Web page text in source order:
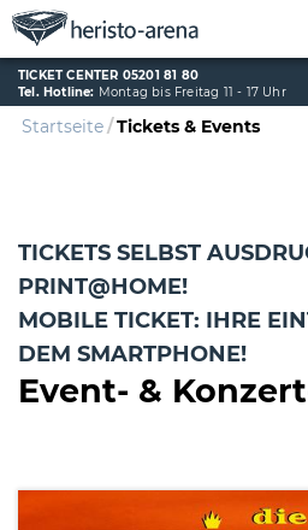
TICKET CENTER 05201 81 80
Tel. Hotline: Montag bis Freitag 11 - 17 Uhr
Startseite Tickets & Events
TICKETS SELBST
PRINT@HOME!
MOBILE TICKET: IHRE
DEM SMARTPHONE!
Event- &